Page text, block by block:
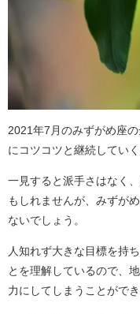
2021年7月のみずがめ座
にコツコツと継続してい
一見すると派手さはなく
もしれませんが、みずが
ないでしょう。
人知れず大きな目標を持
とを理解しているので、
力にしてしまうことができ